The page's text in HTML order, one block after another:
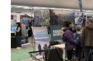
semaine
bien
remplie